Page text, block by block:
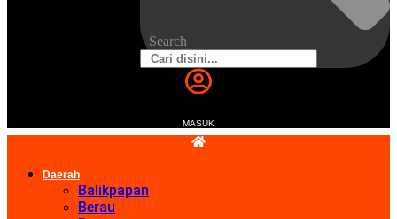
Search
MASUK
Daerah
Balikpapan
Berau